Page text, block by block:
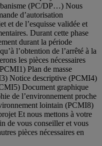
(PC/DP…) Nous
d’autorisation
et de l’esquisse validée et
Durant cette phase
durant la période
l’obtention de l’arrêté à la
les pièces nécessaires
Plan de masse
Notice descriptive (PCMI4)
Document graphique
de l’environnement proche
lointain (PCMI8)
Et nous mettons à votre
de vous conseiller et vous
pièces nécessaires en